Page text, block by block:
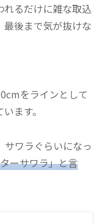
れるだけに雑な取込
後まで気が抜けな
をラインとして
ます。
ワラぐらいになっ
ーサワラ」と言